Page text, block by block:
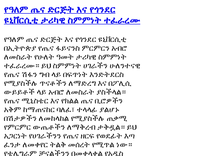
የዓለም ጤና ድርጅት እና የጎንደር
ዩኒቨርሲቲ ታሪካዊ ስምምነት ተፈራረሙ
የዓለም ጤና ድርጅት እና የጎንደር ዩኒቨርሲቲ
በኢትዮጵያ የጤና ፋይናንስ ምርምርን አብሮ
ለመስራት የሁለት ዓመት ታሪካዊ ስምምነት
ተፈራረሙ። ይህ ስምምነት ሀገራችን ሁለንተናዊ
የጤና ሽፋን ግብ ላይ በፍጥነት እንድትደርስ
የሚያስችሉ ጥናቶችን ለማድረግ እና በፖሊሲ
ውይይቶች ላይ አብሮ ለመስራት ያስችላል።
የጤና ሚኒስቴር እና የክልል ጤና ቢሮዎችን
አቅም ከማጠናከር ባለፈ፣ ተላላፊ ያልሆኑ
በሽታዎችን ለመከላከል የሚያስችሉ ጠቃሚ
የምርምር ውጤቶችን ለማቅረብ ታቅዷል። ይህ
አጋርነት የሀገራችንን የጤና ዘርፍ የወደፊት እጣ
ፈንታ ለመቀየር ትልቅ መሰረት የሚጥል ነው።
የቴሌግራም ቻናልችንን በመቀላቀል የአዲስ